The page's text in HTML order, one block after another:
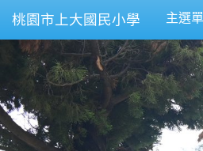
桃園市上大國民小學 主選單